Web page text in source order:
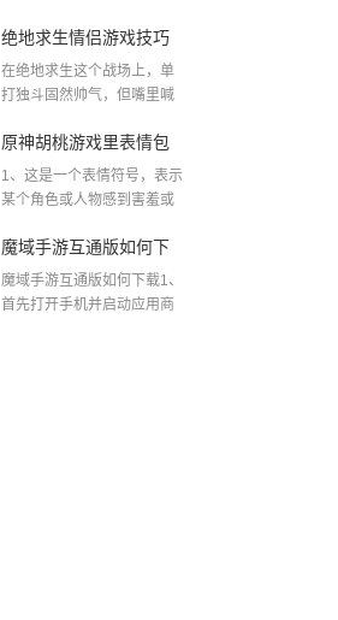
绝地求生情侣游戏技巧
全攻略：双人组队开挂
在绝地求生这个战场上，单
打独斗固然帅气，但嘴里喊
原神胡桃游戏里表情包
原神胡桃脸红流口水翻
1、这是一个表情符号，表示
某个角色或人物感到害羞或
魔域手游互通版如何下
载(魔域手游怀旧互通版)
魔域手游互通版如何下载1、
首先打开手机并启动应用商